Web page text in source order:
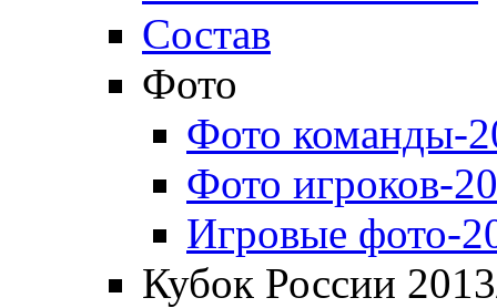
Состав
Фото
Фото команды-
Фото игроков-
Игровые фото-
Кубок России